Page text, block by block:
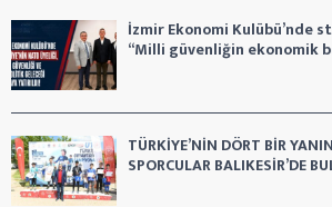
İzmir Ekonomi Kulübü’nde
“Milli güvenliğin ekonomik
TÜRKİYE’NİN DÖRT BİR
SPORCULAR BALIKESİR’DE